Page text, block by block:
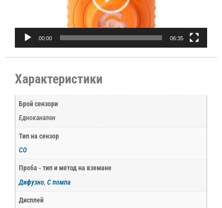
00:00 06:35
Характеристики
Брой сензори
Едноканален
Тип на сензор
CO
Проба - тип и метод на вземане
Дифузно,С помпа
Дисплей